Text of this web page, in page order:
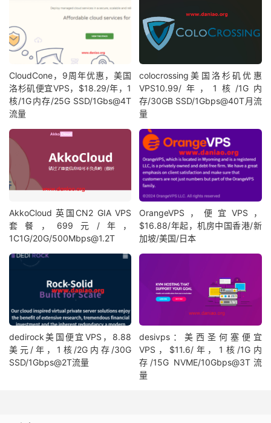
CloudCone，9周年优惠，美国
洛杉矶便宜VPS，$18.29/年，1
核/1G内存/25G SSD/1Gbs@4T
流量
colocrossing美国洛杉矶优惠
VPS10.99/年，1核/1G内
存/30GB SSD/1Gbps@40T月流
量
AkkoCloud 英国CN2 GIA VPS
套餐，699元/年，
1C1G/20G/500Mbps@1.2T
OrangeVPS，便宜VPS，
$16.88/年起，机房中国香港/新
加坡/美国/日本
dedirock美国便宜VPS，8.88
美元/年，1核/2G内存/30G
SSD/1Gbps@2T流量
desivps：美西圣何塞便宜
VPS，$11.6/年，1核/1G内
存/15G NVME/10Gbps@3T流
量